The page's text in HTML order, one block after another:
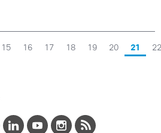
15 16 17 18 19 20 21 22